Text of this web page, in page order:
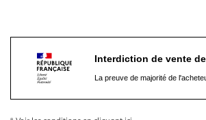
Interdiction de vente
La preuve de majorité de